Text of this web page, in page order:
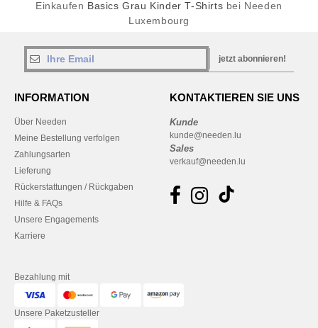
Einkaufen Basics Grau Kinder T-Shirts bei Needen
Luxembourg
jetzt abonnieren!
INFORMATION
Über Needen
Meine Bestellung verfolgen
Zahlungsarten
Lieferung
Rückerstattungen / Rückgaben
Hilfe & FAQs
Unsere Engagements
Karriere
KONTAKTIEREN SIE UNS
Kunde
kunde@needen.lu
Sales
verkauf@needen.lu
Bezahlung mit
Unsere Paketzusteller